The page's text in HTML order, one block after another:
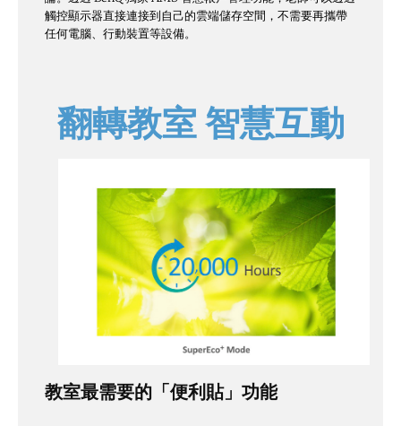
觸控顯示器直接連接到自己的雲端儲存空間，不需要再攜帶
任何電腦、行動裝置等設備。
翻轉教室 智慧互動
教室最需要的「便利貼」功能